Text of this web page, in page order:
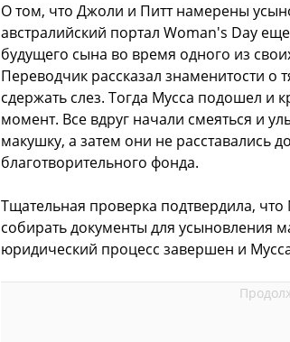
О том, что Джоли и Питт намерены
австралийский портал Woman's Day
будущего сына во время одного из
Переводчик рассказал знаменитости о
сдержать слез. Тогда Мусса подошел и
момент. Все вдруг начали смеяться и
макушку, а затем они не расставались
благотворительного фонда.
Тщательная проверка подтвердила,
собирать документы для усыновления
юридический процесс завершен и